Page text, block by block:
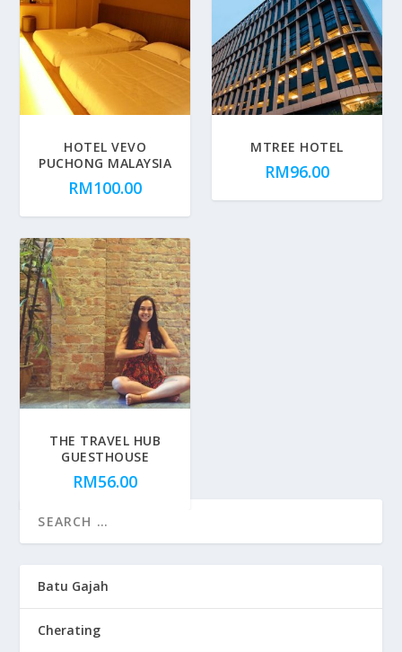
HOTEL VEVO
PUCHONG MALAYSIA
RM100.00
MTREE HOTEL
RM96.00
THE TRAVEL HUB
GUESTHOUSE
RM56.00
Batu Gajah
Cherating